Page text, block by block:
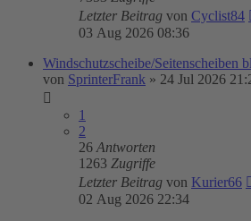
Letzter Beitrag von Cyclist84
03 Aug 2026 08:36
Windschutzscheibe/Seitenscheiben
von SprinterFrank » 24 Jul 2026
1
2
26 Antworten
1263 Zugriffe
Letzter Beitrag von Kurier66
02 Aug 2026 22:34